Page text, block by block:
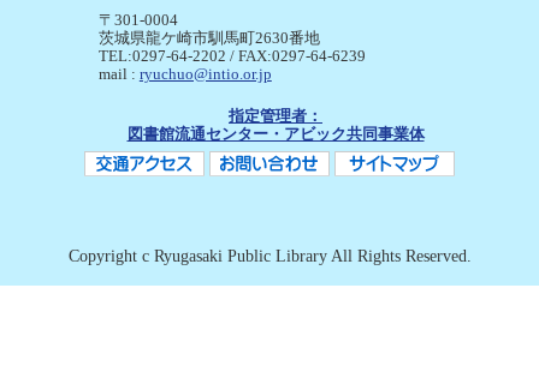
〒301-0004
茨城県龍ケ崎市馴馬町2630番地
TEL:0297-64-2202 / FAX:0297-64-6239
mail : ryuchuo@intio.or.jp
指定管理者：
図書館流通センター・アビック共同事業体
Copyright c Ryugasaki Public Library All Rights Reserved.